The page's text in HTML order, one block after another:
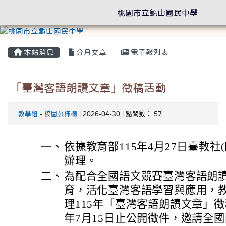
本站消息 分月文章 電子報列表
「臺灣客語朗讀文章」徵稿活動
教學組 - 校園公佈欄 | 2026-04-30 | 點閱數： 57
一、 依據教育部115年4月27日臺教社
辦理。
二、 為配合全國語文競賽臺灣客語朗
育，活化臺灣客語學習與應用，
理115年「臺灣客語朗讀文章」
年7月15日止公開徵件，邀請全
桃園市立龜山國民中學